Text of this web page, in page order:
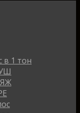
в 1 тон